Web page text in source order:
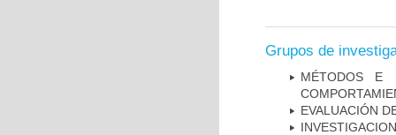
Grupos de
MÉTODOS E
EVALUACIÓN